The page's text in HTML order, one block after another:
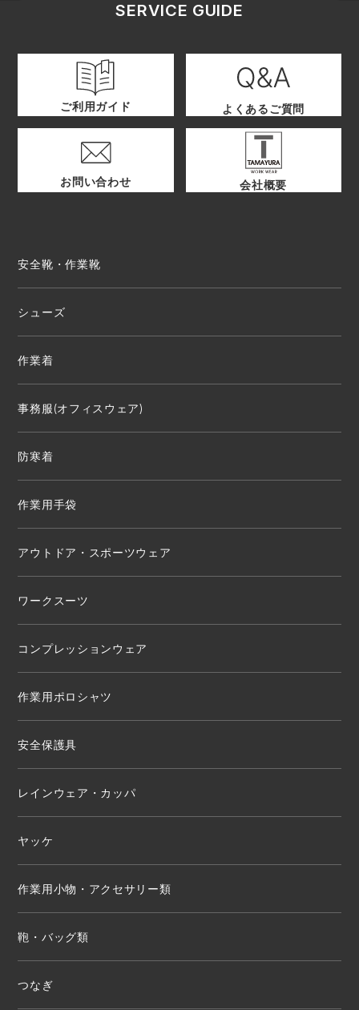
SERVICE GUIDE
ご利用ガイド よくあるご質問
お問い合わせ 会社概要
安全靴・作業靴
シューズ
作業着
事務服(オフィスウェア)
防寒着
作業用手袋
アウトドア・スポーツウェア
ワークスーツ
コンプレッションウェア
作業用ポロシャツ
安全保護具
レインウェア・カッパ
ヤッケ
作業用小物・アクセサリー類
鞄・バッグ類
つなぎ